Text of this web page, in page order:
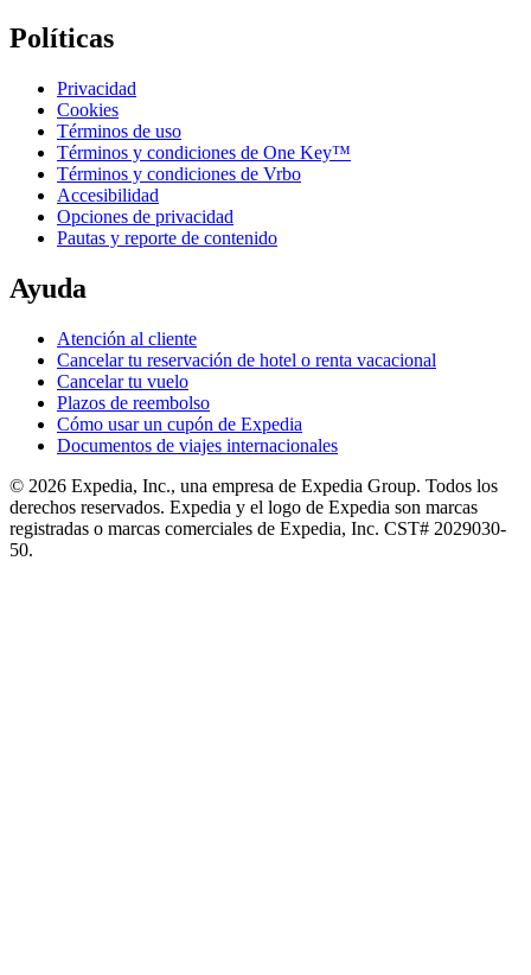
Políticas
Privacidad
Cookies
Términos de uso
Términos y condiciones de One Key™
Términos y condiciones de Vrbo
Accesibilidad
Opciones de privacidad
Pautas y reporte de contenido
Ayuda
Atención al cliente
Cancelar tu reservación de hotel o renta vacacional
Cancelar tu vuelo
Plazos de reembolso
Cómo usar un cupón de Expedia
Documentos de viajes internacionales
© 2026 Expedia, Inc., una empresa de Expedia Group. Todos los
derechos reservados. Expedia y el logo de Expedia son marcas
registradas o marcas comerciales de Expedia, Inc. CST# 2029030-
50.